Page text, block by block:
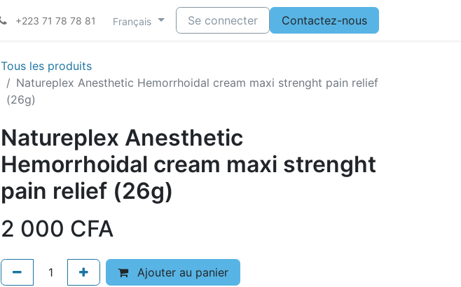
+223 71 78 78 81 Français Se connecter Contactez-nous
Tous les produits
Natureplex Anesthetic Hemorrhoidal cream maxi strenght pain relief
(26g)
Natureplex Anesthetic
Hemorrhoidal cream maxi strenght
pain relief (26g)
2 000 CFA
Ajouter au panier